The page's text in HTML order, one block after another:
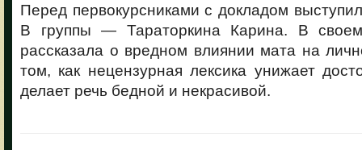
Перед первокурсниками с докладом
В группы — Тараторкина Карина. В
рассказала о вредном влиянии мата на
том, как нецензурная лексика унижает
делает речь бедной и некрасивой.